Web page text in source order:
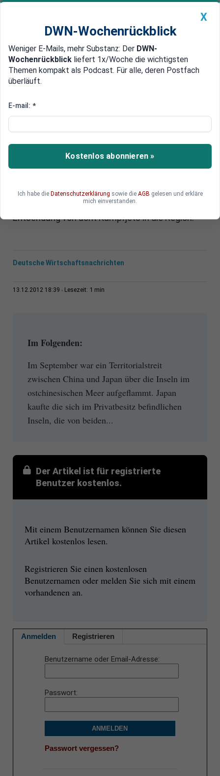
Newsticker MEIN DWN: Geldanlage Premium
Edelmetalle DWN-Magazin China
Japan antwortet mit Kampfjets
Erstmals in der Geschichte:
Chinesisches Marine-Flugzeug
dringt in japanischen Luftraum
ein
sich weiter zu. Japans Antwort auf Chinas
Verletzung des japanischen Luftraums war eine
Entsendung von acht Kampfjets in die Region.
Deutsche Wirtschaftsnachrichten
13.12.2012 18:39 Lesezeit: 1 min
Im Folgenden:
Im September war ein Territorialstreit
zwischen China und Japan über die Inseln im
ostchinesischen Meer aufgeflammt. Japan
kaufte die sich im Privatbesitz befindlichen
Inseln, die von beiden...
Der Artikel ist für registrierte
Benutzer kostenlos.
Mit einem Benutzernamen können Sie diesen
Artikel kostenlos lesen.
Registrieren Sie einen kostenlosen
Benutzernamen oder melden Sie sich mit einem
vorhandenen an.
Anmelden Registrieren
Benutzername oder Email-Adresse
Passwort
ANMELDEN
Passwort vergessen?
X
DWN-Wochenrückblick
Weniger E-Mails, mehr Substanz: Der DWN-
Wochenrückblick liefert 1x/Woche die wichtigsten
Themen kompakt als Podcast. Für alle, deren Postfach
überläuft.
E-mail: *
Kostenlos abonnieren »
Ich habe die Datenschutzerklärung sowie die AGB gelesen und erkläre
mich einverstanden.